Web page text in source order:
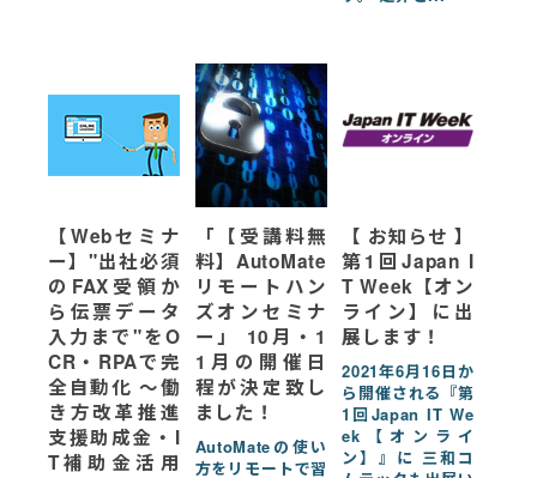
【Webセミナ
ー】"出社必須
のFAX受領か
ら伝票データ
入力まで"をO
CR・RPAで完
全自動化 〜働
き方改革推進
支援助成金・I
T補助金活用
「【受講料無
料】AutoMate
リモートハン
ズオンセミナ
ー」 10月・1
1月の開催日
程が決定致し
ました！
AutoMateの使い
方をリモートで習
【 お知らせ 】
第1回Japan I
T Week【オン
ライン】に出
展します！
2021年6月16日か
ら開催される『第
1回Japan IT We
ek【オンライ
ン】』に 三和コ